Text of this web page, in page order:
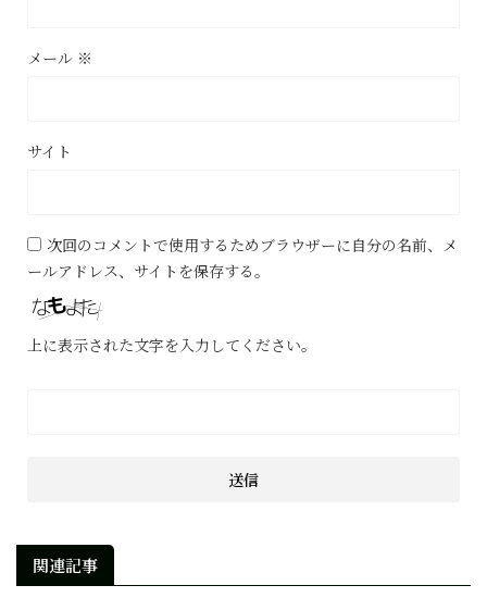
メール ※
サイト
次回のコメントで使用するためブラウザーに自分の名前、メ
ールアドレス、サイトを保存する。
上に表示された文字を入力してください。
関連記事